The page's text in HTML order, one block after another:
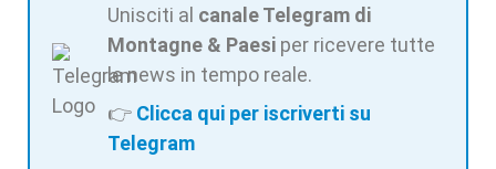
Unisciti al canale Telegram di
Montagne & Paesi per ricevere tutte
le news in tempo reale.
👉 Clicca qui per iscriverti su
Telegram